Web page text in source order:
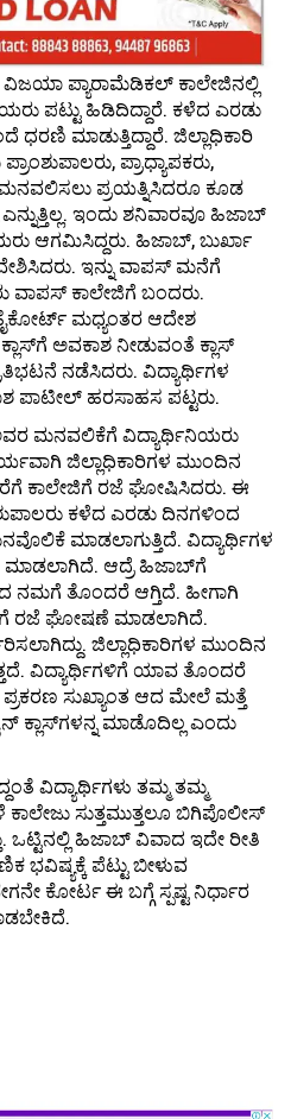
ಪ್ಯಾರಾಮೆಡಿಕಲ್ ಕಾಲೇಜಿನಲ್ಲಿ
ಪಟ್ಟು ಹಿಡಿದಿದ್ದಾರೆ. ಕಳೆದ ಎರಡು
ಮಾಡುತ್ತಿದ್ದಾರೆ. ಜಿಲ್ಲಾಧಿಕಾರಿ
ಪ್ರಾಧ್ಯಾಪಕರು,
ಪ್ರಯತ್ನಿಸಿದರೂ ಕೂಡ
ಇಂದು ಶನಿವಾರವೂ ಹಿಜಾಬ್
ಆಗಮಿಸಿದ್ದರು. ಹಿಜಾಬ್, ಬುರ್ಖಾ
ಇನ್ನು ವಾಪಸ್ ಮನೆಗೆ
ವಾಪಸ್ ಕಾಲೇಜಿಗೆ ಬಂದರು.
ಮಧ್ಯಂತರ ಆದೇಶ
ಅವಕಾಶ ನೀಡುವಂತೆ ಕ್ಲಾಸ್
ನಡೆಸಿದರು. ವಿದ್ಯಾರ್ಥಿಗಳ
ಪಾಟೀಲ್ ಹರಸಾಹಸ ಪಟ್ಟರು.
ಅವರ ಮನವಲಿಕೆಗೆ ವಿದ್ಯಾರ್ಥಿನಿಯರು
ಜಿಲ್ಲಾಧಿಕಾರಿಗಳ ಮುಂದಿನ
ಕಾಲೇಜಿಗೆ ರಜೆ ಘೋಷಿಸಿದರು. ಈ
ಕಳೆದ ಎರಡು ದಿನಗಳಿಂದ
ಮಾಡಲಾಗುತ್ತಿದೆ. ವಿದ್ಯಾರ್ಥಿಗಳ
ಆದ್ರೆ ಹಿಜಾಬ್‍ಗೆ
ನಮಗೆ ತೊಂದರೆ ಆಗ್ತಿದೆ. ಹೀಗಾಗಿ
ರಜೆ ಘೋಷಣೆ ಮಾಡಲಾಗಿದೆ.
ಜಿಲ್ಲಾಧಿಕಾರಿಗಳ ಮುಂದಿನ
ವಿದ್ಯಾರ್ಥಿಗಳಿಗೆ ಯಾವ ತೊಂದರೆ
ಸುಖ್ಯಾಂತ ಆದ ಮೇಲೆ ಮತ್ತೆ
ಕ್ಲಾಸ್‍ಗಳನ್ನ ಮಾಡೊದಿಲ್ಲ ಎಂದು
ವಿದ್ಯಾರ್ಥಿಗಳು ತಮ್ಮ ತಮ್ಮ
ಸುತ್ತಮುತ್ತಲೂ ಬಿಗಿಪೊಲೀಸ್
ಹಿಜಾಬ್ ವಿವಾದ ಇದೇ ರೀತಿ
ಭವಿಷ್ಯಕ್ಕೆ ಪೆಟ್ಟು ಬೀಳುವ
ಕೋರ್ಟ ಈ ಬಗ್ಗೆ ಸ್ಪಷ್ಟ ನಿರ್ಧಾರ